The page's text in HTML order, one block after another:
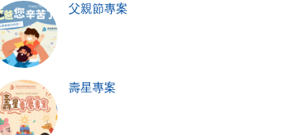
父親節專案
壽星專案